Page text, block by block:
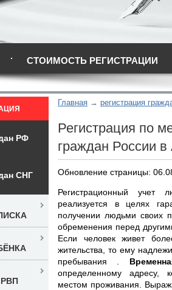
СТОИМОСТЬ РЕГИСТРАЦИИ
Главная регистрация
Регистрация по
граждан России
Обновление страницы:
Регистрационный
реализуется в целях
получении людьми своих
обременения перед
Если человек живет
жительства, то ему
пребывания .
определенному адресу,
местом проживания.
РФ
СНГ